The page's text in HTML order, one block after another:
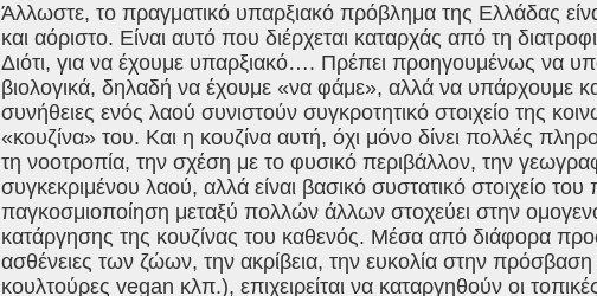
Άλλωστε, το πραγματικό υπαρξιακό πρόβλημα της Ελλάδας
και αόριστο. Είναι αυτό που διέρχεται καταρχάς από τη
Διότι, για να έχουμε υπαρξιακό…. Πρέπει προηγουμένως να
βιολογικά, δηλαδή να έχουμε «να φάμε», αλλά να υπάρχουμε και
συνήθειες ενός λαού συνιστούν συγκροτητικό στοιχείο της
«κουζίνα» του. Και η κουζίνα αυτή, όχι μόνο δίνει πολλές
τη νοοτροπία, την σχέση με το φυσικό περιβάλλον, την
συγκεκριμένου λαού, αλλά είναι βασικό συστατικό στοιχείο του
παγκοσμιοποίηση μεταξύ πολλών άλλων στοχεύει στην
κατάργησης της κουζίνας του καθενός. Μέσα από διάφορα
ασθένειες των ζώων, την ακρίβεια, την ευκολία στην
κουλτούρες vegan κλπ.), επιχειρείται να καταργηθούν οι